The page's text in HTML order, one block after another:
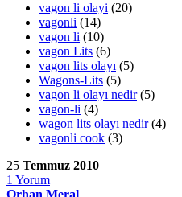
vagon li olayi (20)
vagonli (14)
vagon li (10)
vagon Lits (6)
vagon lits olayı (5)
Wagons-Lits (5)
vagon li olayı nedir(5)
vagon-li (4)
wagon lits olayı nedir(4)
vagonli cook (3)
25 Temmuz 2010
1 Yorum